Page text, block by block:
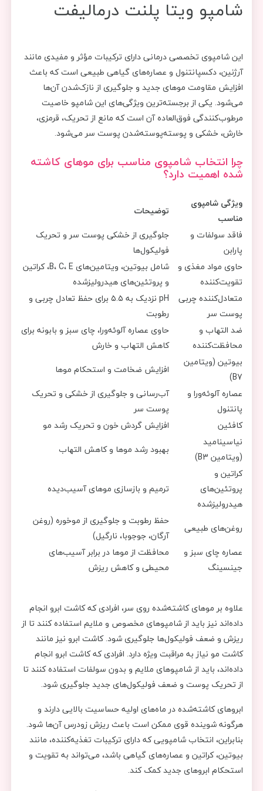
شامپو ویتا پلنت درمالیفت
این شامپوی تخصصی درمانی دارای ترکیبات مؤثر و مفیدی مانند
آرژنین، دکسپانتنول و عصاره‌های گیاهی طبیعی است که باعث
افزایش مقاومت موهای جدید و جلوگیری از نازک‌شدن آن‌ها
می‌شود. یکی از برجسته‌ترین ویژگی‌های این شامپو خاصیت
مرطوب‌کنندگی فوق‌العاده آن است که مانع از تحریک، قرمزی،
خارش، خشکی و پوسته‌پوسته‌شدن پوست سر می‌شود.
چرا انتخاب شامپوی مناسب برای موهای کاشته
شده اهمیت دارد؟
ویژگی شامپوی
مناسب
توضیحات
فاقد سولفات و
پارابن
جلوگیری از خشکی پوست سر و تحریک
فولیکول‌ها
حاوی مواد مغذی و
تقویت‌کننده
شامل بیوتین، ویتامین‌های B، C، E، کراتین
و پروتئین‌های هیدرولیزشده
متعادل‌کننده چربی
پوست سر
pH نزدیک به ۵.۵ برای حفظ تعادل چربی و
رطوبت
ضد التهاب و
محافظت‌کننده
حاوی عصاره آلوئه‌ورا، چای سبز و بابونه برای
کاهش التهاب و خارش
بیوتین (ویتامین
B7)
افزایش ضخامت و استحکام موها
عصاره آلوئه‌ورا و
پانتنول
آب‌رسانی و جلوگیری از خشکی و تحریک
پوست سر
کافئین
افزایش گردش خون و تحریک رشد مو
نیاسینامید
(ویتامین B3)
بهبود رشد موها و کاهش التهاب
کراتین و
پروتئین‌های
هیدرولیزشده
ترمیم و بازسازی موهای آسیب‌دیده
روغن‌های طبیعی
حفظ رطوبت و جلوگیری از موخوره (روغن
آرگان، جوجوبا، نارگیل)
عصاره چای سبز و
جینسینگ
محافظت از موها در برابر آسیب‌های
محیطی و کاهش ریزش
علاوه بر موهای کاشته‌شده روی سر، افرادی که کاشت ابرو انجام
داده‌اند نیز باید از شامپوهای مخصوص و ملایم استفاده کنند تا از
ریزش و ضعف فولیکول‌ها جلوگیری شود. کاشت ابرو نیز مانند
کاشت مو نیاز به مراقبت ویژه دارد. افرادی که کاشت ابرو انجام
داده‌اند، باید از شامپوهای ملایم و بدون سولفات استفاده کنند تا
از تحریک پوست و ضعف فولیکول‌های جدید جلوگیری شود.
ابروهای کاشته‌شده در ماه‌های اولیه حساسیت بالایی دارند و
هرگونه شوینده قوی ممکن است باعث ریزش زودرس آن‌ها شود.
بنابراین، انتخاب شامپویی که دارای ترکیبات تغذیه‌کننده، مانند
بیوتین، کراتین و عصاره‌های گیاهی باشد، می‌تواند به تقویت و
استحکام ابروهای جدید کمک کند.